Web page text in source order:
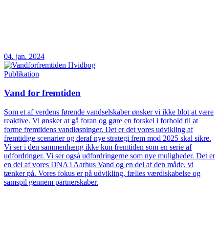
04. jan. 2024
Publikation
Vand for fremtiden
Som et af verdens førende vandselskaber ønsker vi ikke blot at være
reaktive. Vi ønsker at gå foran og gøre en forskel i forhold til at
forme fremtidens vandløsninger. Det er det vores udvikling af
fremtidige scenarier og deraf nye strategi frem mod 2025 skal sikre.
Vi ser i den sammenhæng ikke kun fremtiden som en serie af
udfordringer. Vi ser også udfordringerne som nye muligheder. Det er
en del af vores DNA i Aarhus Vand og en del af den måde, vi
tænker på. Vores fokus er på udvikling, fælles værdiskabelse og
samspil gennem partnerskaber.